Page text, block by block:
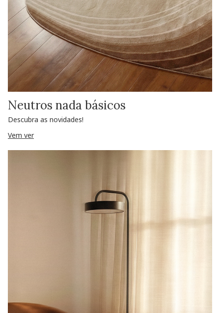
Neutros nada básicos
Descubra as novidades!
Vem ver